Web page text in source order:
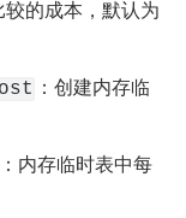
：创建内存临
：内存临时表中每